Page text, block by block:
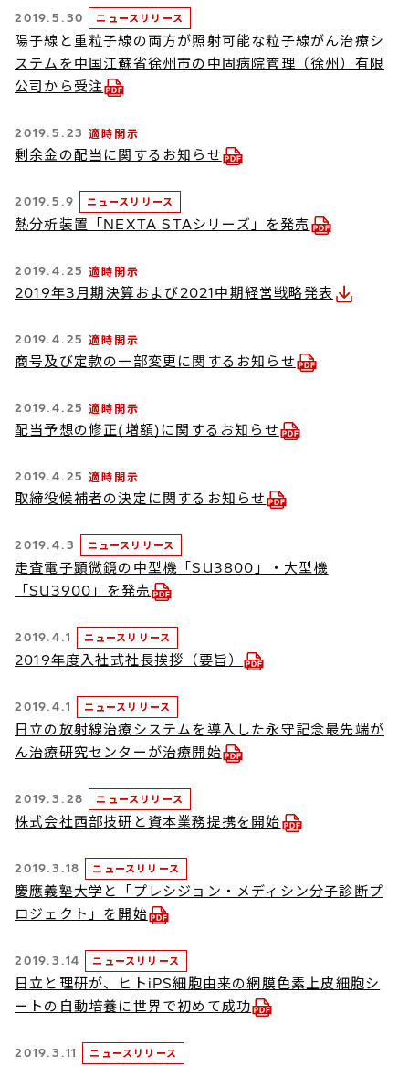
2019.5.30 ニュースリリース
陽子線と重粒子線の両方が照射可能な粒子線がん治療シ
ステムを中国江蘇省徐州市の中固病院管理（徐州）有限
公司から受注
2019.5.23 適時開示
剰余金の配当に関するお知らせ
2019.5.9 ニュースリリース
熱分析装置「NEXTA STAシリーズ」を発売
2019.4.25 適時開示
2019年3月期決算および2021中期経営戦略発表
2019.4.25 適時開示
商号及び定款の一部変更に関するお知らせ
2019.4.25 適時開示
配当予想の修正(増額)に関するお知らせ
2019.4.25 適時開示
取締役候補者の決定に関するお知らせ
2019.4.3 ニュースリリース
走査電子顕微鏡の中型機「SU3800」・大型機
「SU3900」を発売
2019.4.1 ニュースリリース
2019年度入社式社長挨拶（要旨）
2019.4.1 ニュースリリース
日立の放射線治療システムを導入した永守記念最先端が
ん治療研究センターが治療開始
2019.3.28 ニュースリリース
株式会社西部技研と資本業務提携を開始
2019.3.18 ニュースリリース
慶應義塾大学と「プレシジョン・メディシン分子診断プ
ロジェクト」を開始
2019.3.14 ニュースリリース
日立と理研が、ヒトiPS細胞由来の網膜色素上皮細胞シ
ートの自動培養に世界で初めて成功
2019.3.11 ニュースリリース